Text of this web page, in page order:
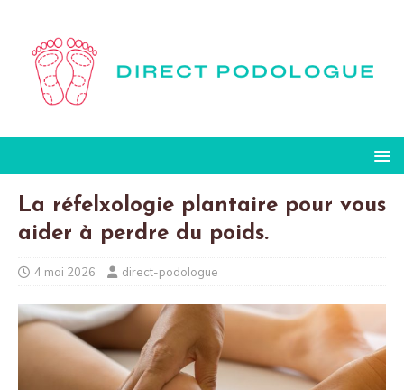
La réfelxologie plantaire pour vous
aider à perdre du poids.
4 mai 2026 direct-podologue